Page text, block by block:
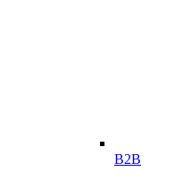
B2B